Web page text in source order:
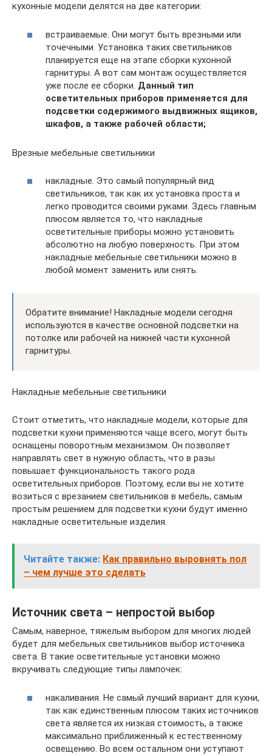
кухонные модели делятся на две категории:
встраиваемые. Они могут быть врезными или
точечными. Установка таких светильников
планируется еще на этапе сборки кухонной
гарнитуры. А вот сам монтаж осуществляется
уже после ее сборки. Данный тип
осветительных приборов применяется для
подсветки содержимого выдвижных ящиков,
шкафов, а также рабочей области;
Врезные мебельные светильники
накладные. Это самый популярный вид
светильников, так как их установка проста и
легко проводится своими руками. Здесь главным
плюсом является то, что накладные
осветительные приборы можно установить
абсолютно на любую поверхность. При этом
накладные мебельные светильники можно в
любой момент заменить или снять.
Обратите внимание! Накладные модели сегодня
используются в качестве основной подсветки на
потолке или рабочей на нижней части кухонной
гарнитуры.
Накладные мебельные светильники
Стоит отметить, что накладные модели, которые для
подсветки кухни применяются чаще всего, могут быть
оснащены поворотным механизмом. Он позволяет
направлять свет в нужную область, что в разы
повышает функциональность такого рода
осветительных приборов. Поэтому, если вы не хотите
возиться с врезанием светильников в мебель, самым
простым решением для подсветки кухни будут именно
накладные осветительные изделия.
Читайте также: Как правильно выровнять пол
– чем лучше это сделать
Источник света – непростой выбор
Самым, наверное, тяжелым выбором для многих людей
будет для мебельных светильников выбор источника
света. В такие осветительные установки можно
вкручивать следующие типы лампочек:
накаливания. Не самый лучший вариант для кухни,
так как единственным плюсом таких источников
света является их низкая стоимость, а также
максимально приближенный к естественному
освещению. Во всем остальном они уступают